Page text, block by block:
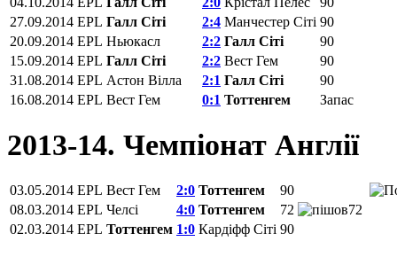
27.09.2014 EPL Галл Сіті 2:4 Манчестер Сіті 90
20.09.2014 EPL Ньюкасл 2:2 Галл Сіті
90
15.09.2014 EPL Галл Сіті 2:2 Вест Гем
90
31.08.2014 EPL Астон Вілла 2:1 Галл Сіті
90
16.08.2014 EPL Вест Гем 0:1 Тоттенгем Запас
2013-14. Чемпіонат Англії
03.05.2014 EPL Вест Гем 2:0 Тоттенгем
90
08.03.2014 EPL Челсі 4:0 Тоттенгем 72
72
02.03.2014 EPL Тоттенгем 1:0 Кардіфф Сіті 90